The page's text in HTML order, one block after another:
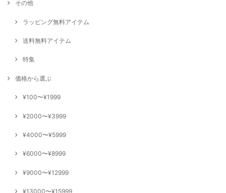
その他
ラッピング無料アイテム
送料無料アイテム
特集
価格から選ぶ
¥100〜¥1999
¥2000〜¥3999
¥4000〜¥5999
¥6000〜¥8999
¥9000〜¥12999
¥13000〜¥15999